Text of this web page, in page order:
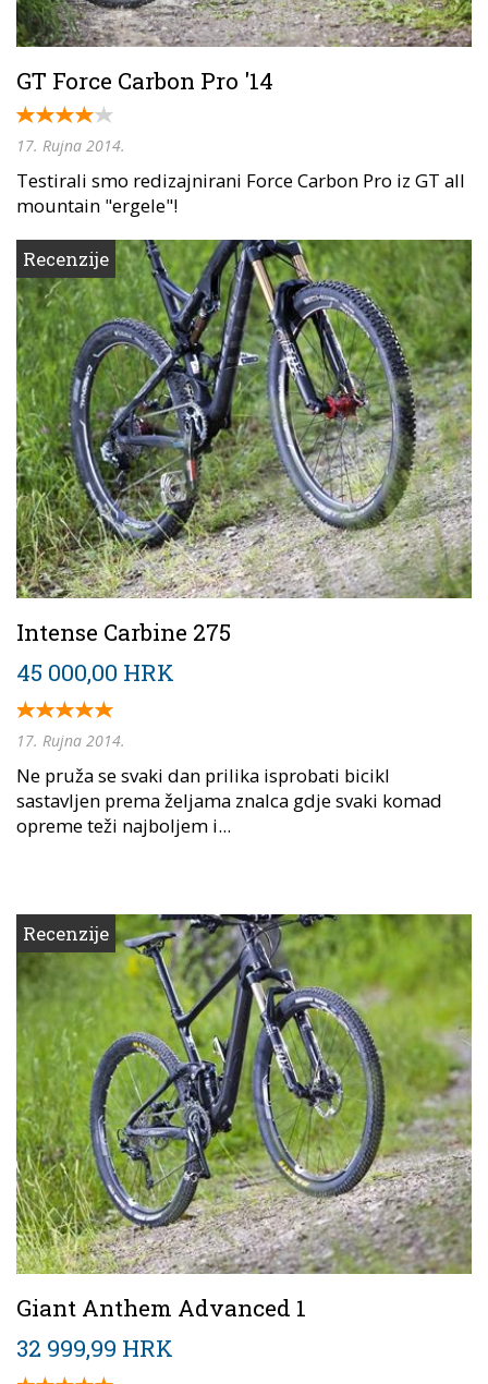
GT Force Carbon Pro '14
17. Rujna 2014.
Testirali smo redizajnirani Force Carbon Pro iz GT all
mountain "ergele"!
Recenzije
Intense Carbine 275
45 000,00 HRK
17. Rujna 2014.
Ne pruža se svaki dan prilika isprobati bicikl
sastavljen prema željama znalca gdje svaki komad
opreme teži najboljem i...
Recenzije
Giant Anthem Advanced 1
32 999,99 HRK